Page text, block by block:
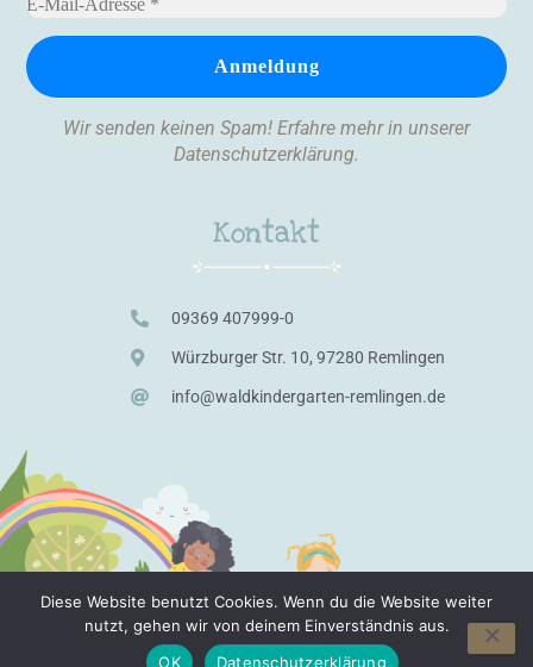
Wir senden keinen Spam! Erfahre mehr in unserer
Datenschutzerklärung.
Kontakt
09369 407999-0
Würzburger Str. 10, 97280 Remlingen
info@waldkindergarten-remlingen.de
©2021 Waldkindergarten Remlingen e.V.
Diese Website benutzt Cookies. Wenn du die Website weiter
nutzt, gehen wir von deinem Einverständnis aus.
OK
Datenschutzerklärung